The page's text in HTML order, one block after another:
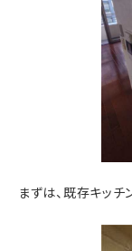
まずは、既存キッチ